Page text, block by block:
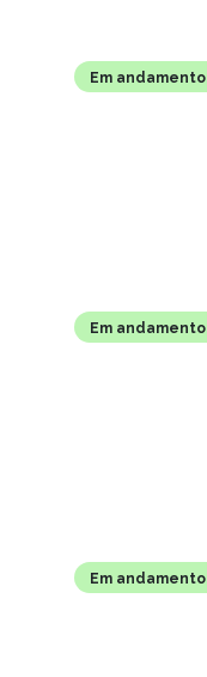
Em andamento
Em andamento
Em andamento